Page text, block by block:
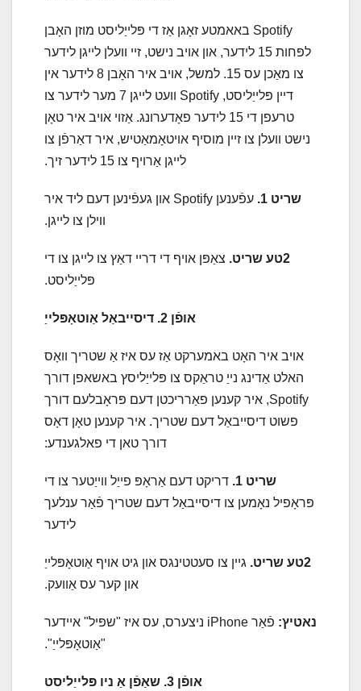
Spotify באאמטע זאָגן אַז די פּלייַליסט מוזן האָבן
לפּחות 15 לידער, און אויב נישט, זיי וועלן לייגן לידער
צו מאַכן עס 15. למשל, אויב איר האָבן 8 לידער אין
דיין פּלייַליסט, Spotify וועט לייגן 7 מער לידער צו
טרעפן די 15 לידער פאָדערונג. אַזוי אויב איר טאָן
נישט וועלן צו זיין מוסיף אויטאָמאַטיש, איר דאַרפֿן צו
לייגן אַרויף צו 15 לידער זיך.
שריט 1.
עפֿענען Spotify און געפֿינען דעם ליד איר
ווילן צו לייגן.
2טע שריט.
צאַפּן אויף די דריי דאַץ צו לייגן צו די
פּלייַליסט.
אופֿן 2. דיסייבאַל אַוטאָפּלייַ
אויב איר האָט באמערקט אַז עס איז אַ שטריך וואָס
האלט אַדינג נייַ טראַקס צו פּלייַליסץ באשאפן דורך
Spotify, איר קענען פאַרריכטן דעם פּראָבלעם דורך
פשוט דיסייבאַל דעם שטריך. איר קענען טאָן דאָס
דורך טאן די פאלגענדע:
שריט 1.
דריקט דעם אַראָפּ פייַל ווייַטער צו די
פּראָפיל נאָמען צו דיסייבאַל דעם שטריך פֿאַר ענלעך
לידער
2טע שריט.
גיין צו סעטטינגס און גיט אויף אַוטאָפּלייַ
און קער עס אַוועק.
נאטיץ:
פֿאַר iPhone ניצערס, עס איז "שפּיל" איידער
"אַוטאָפּלייַ".
אופֿן 3. שאַפֿן אַ ניו פּלייַליסט